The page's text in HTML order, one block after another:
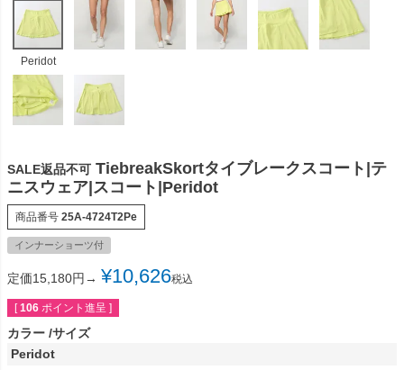
Peridot
SALE返品不可 TiebreakSkortタイブレークスコート|テ
ニスウェア|スコート|Peridot
商品番号 25A-4724T2Pe
インナーショーツ付
定価15,180円→ ¥10,626税込
[ 106 ポイント進呈 ]
カラー サイズ
Peridot